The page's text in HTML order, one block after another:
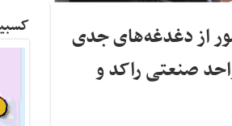
از دغدغه‌های جدی
است/ بازگشت بیش از هزار و ۹۰۰ واحد صنعتی راکد و